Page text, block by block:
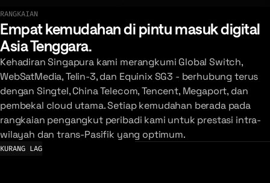
Terokai rangkaian
RANGKAIAN
Empat kemudahan di pintu masuk digital
Asia Tenggara.
Kehadiran Singapura kami merangkumi Global Switch,
WebSatMedia, Telin-3, dan Equinix SG3 - berhubung terus
dengan Singtel, China Telecom, Tencent, Megaport, dan
pembekal cloud utama. Setiap kemudahan berada pada
rangkaian pengangkut peribadi kami untuk prestasi intra-
wilayah dan trans-Pasifik yang optimum.
KURANG LAG